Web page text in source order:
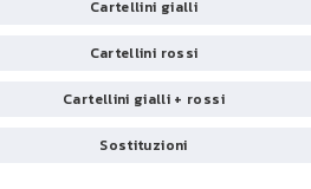
Cartellini gialli
Cartellini rossi
Cartellini gialli + rossi
Sostituzioni